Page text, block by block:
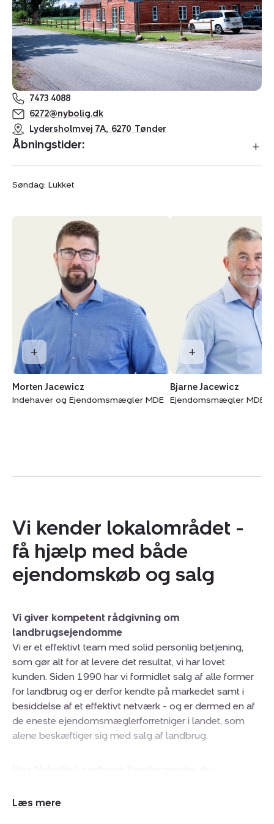
7473 4088
6272@nybolig.dk
Lydersholmvej 7A, 6270 Tønder
Åbningstider:
Søndag: Lukket
Morten Jacewicz
Indehaver og Ejendomsmægler MDE
Bjarne Jacewicz
Ejendomsmægler MDE
Vi kender lokalområdet -
få hjælp med både
ejendomskøb og salg
Vi giver kompetent rådgivning om
landbrugsejendomme
Vi er et effektivt team med solid personlig betjening,
som gør alt for at levere det resultat, vi har lovet
kunden. Siden 1990 har vi formidlet salg af alle former
for landbrug og er derfor kendte på markedet samt i
besiddelse af et effektivt netværk - og er dermed en af
de eneste ejendomsmæglerforretniger i landet, som
alene beskæftiger sig med salg af landbrug.
MDE. Morten er født og opvokset på landet med